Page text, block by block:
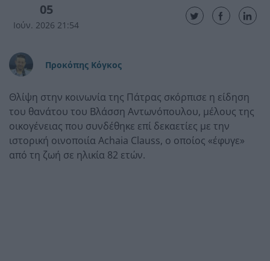
05
Ιούν. 2026 21:54
Προκόπης Κόγκος
Θλίψη στην κοινωνία της Πάτρας σκόρπισε η είδηση
του θανάτου του Βλάσση Αντωνόπουλου, μέλους της
οικογένειας που συνδέθηκε επί δεκαετίες με την
ιστορική οινοποιία Achaia Clauss, ο οποίος «έφυγε»
από τη ζωή σε ηλικία 82 ετών.